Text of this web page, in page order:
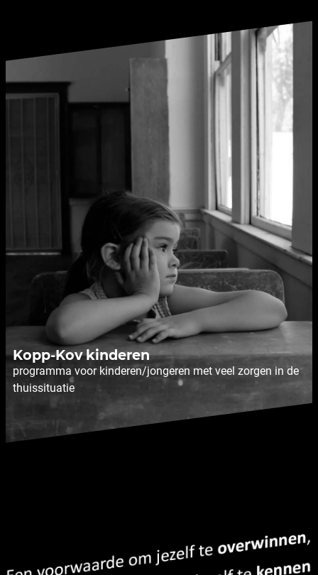
Kopp-Kov kinderen
programma voor kinderen/jongeren met veel zorgen in de
thuissituatie